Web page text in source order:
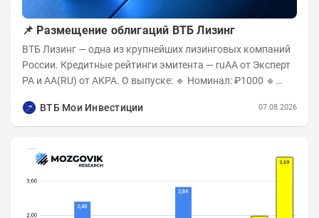
📌 Размещение облигаций ВТБ Лизинг
ВТБ Лизинг — одна из крупнейших лизинговых компаний
России. Кредитные рейтинги эмитента — ruAA от Эксперт
РА и AA(RU) от АКРА. О выпуске: 🔹 Номинал: ₽1000 🔹
ВТБ Мои Инвестиции
07.08.2026